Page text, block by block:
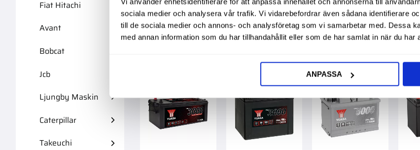
sociala medier och analysera vår trafik. Vi vidarebefordrar även sådana identifierare
till de sociala medier och annons- och analysföretag som vi samarbetar med. Dessa
med annan information som du har tillhandahållit eller som de har samlat in när du har
ANPASSA
st. st. st. st.
Lägg till i favoriter
Fiat Hitachi
Avant
Bobcat
Jcb
Ljungby Maskin
Caterpillar
Takeuchi